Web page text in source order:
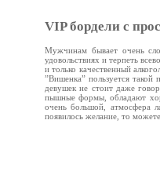
VIP бордели с
Мужчинам бывает очень
удовольствиях и терпеть
и только качественный
”Вишенка” пользуется
девушек не стоит даже
пышные формы, обладают
очень большой, атмосфера
появилось желание, то